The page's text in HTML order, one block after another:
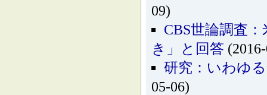
09)
CBS世論調査
き」と回答
研究：いわゆ
05-06)